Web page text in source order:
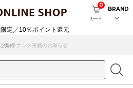
カート
0
BRAND
ンテナンス実施のお知らせ
案内